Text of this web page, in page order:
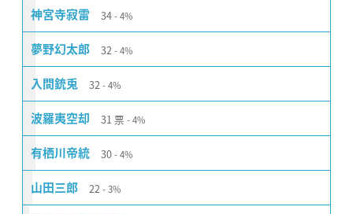
神宮寺寂雷 34 4%
夢野幻太郎 32 4%
入間銃兎 32 4%
波羅夷空却 31 票 4%
有栖川帝統 30 4%
山田三郎 22 3%